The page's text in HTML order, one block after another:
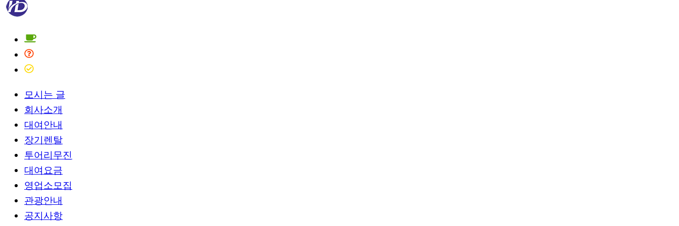
모시는 글
회사소개
대여안내
장기렌탈
투어리무진
대여요금
영업소모집
관광안내
공지사항